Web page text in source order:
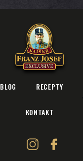
BLOG RECEPTY
KONTAKT